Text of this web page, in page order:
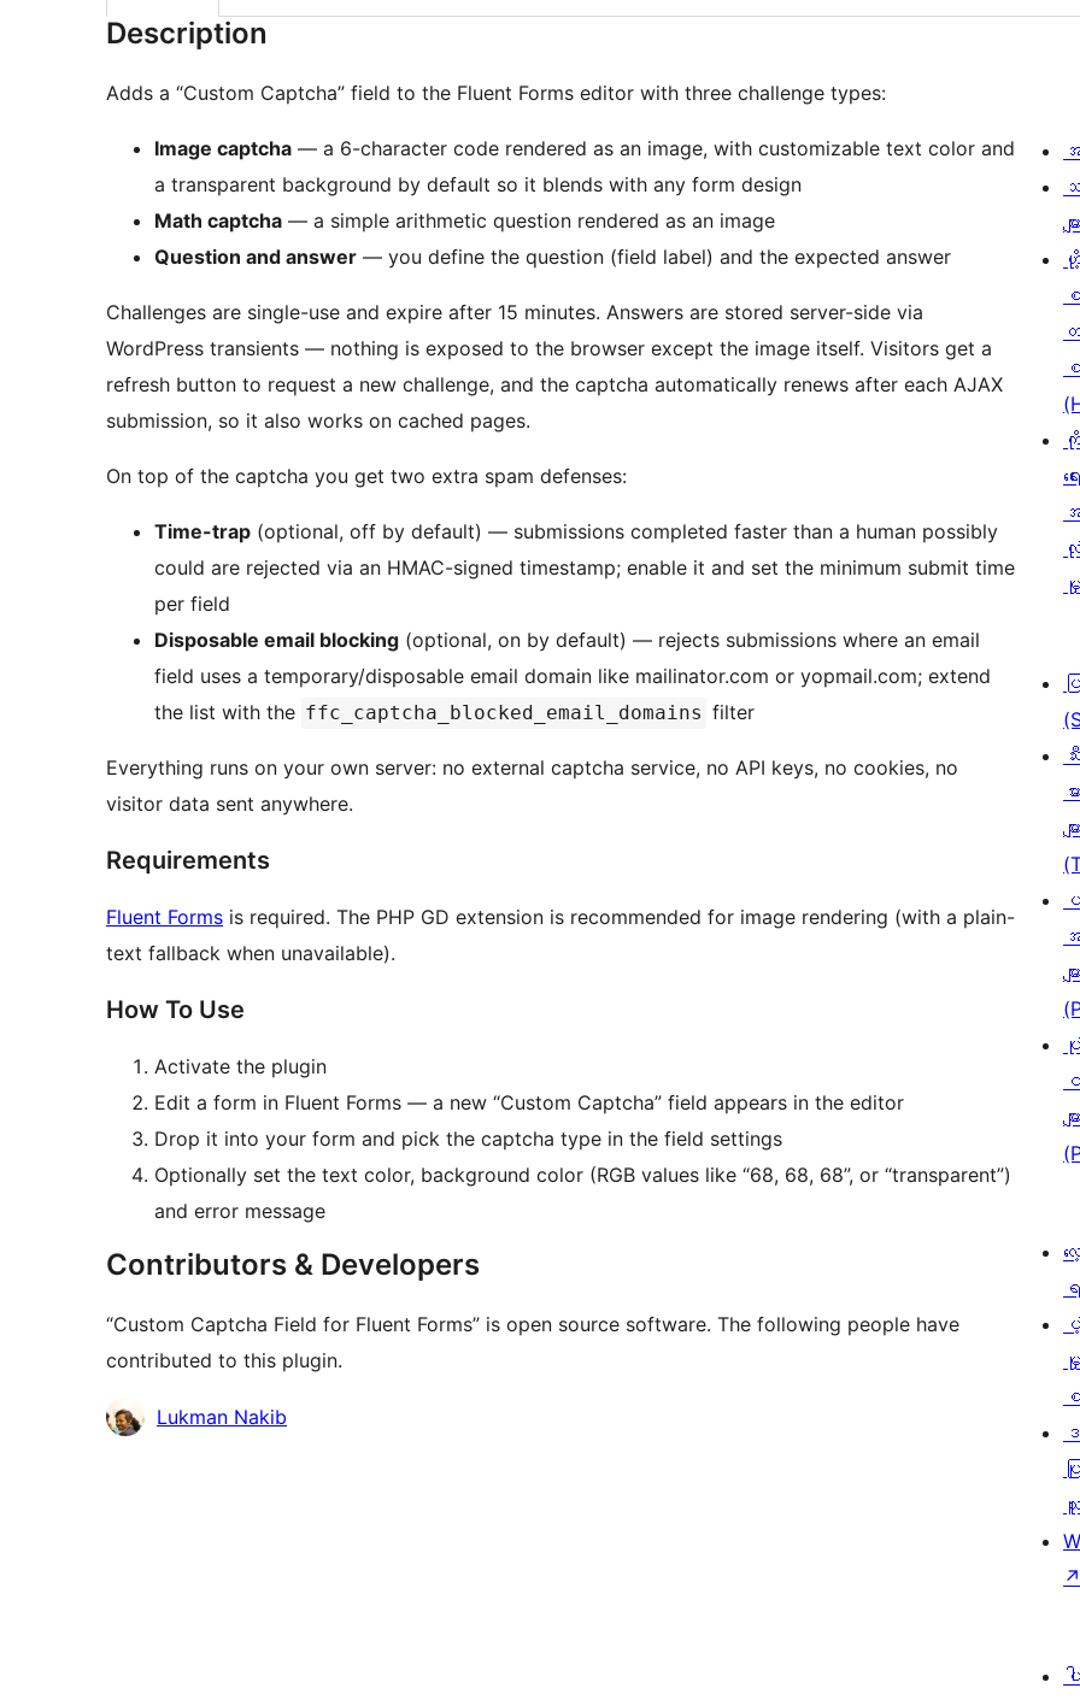
Description
Adds a “Custom Captcha” field to the Fluent Forms editor with three challenge types:
Image captcha — a 6-character code rendered as an image, with customizable text color and
a transparent background by default so it blends with any form design
Math captcha — a simple arithmetic question rendered as an image
Question and answer — you define the question (field label) and the expected answer
Challenges are single-use and expire after 15 minutes. Answers are stored server-side via
WordPress transients — nothing is exposed to the browser except the image itself. Visitors get a
refresh button to request a new challenge, and the captcha automatically renews after each AJAX
submission, so it also works on cached pages.
On top of the captcha you get two extra spam defenses:
Time-trap (optional, off by default) — submissions completed faster than a human possibly
could are rejected via an HMAC-signed timestamp; enable it and set the minimum submit time
per field
Disposable email blocking (optional, on by default) — rejects submissions where an email
field uses a temporary/disposable email domain like mailinator.com or yopmail.com; extend
the list with the ffc_captcha_blocked_email_domains filter
Everything runs on your own server: no external captcha service, no API keys, no cookies, no
visitor data sent anywhere.
Requirements
Fluent Forms is required. The PHP GD extension is recommended for image rendering (with a plain-
text fallback when unavailable).
How To Use
Activate the plugin
Edit a form in Fluent Forms — a new “Custom Captcha” field appears in the editor
Drop it into your form and pick the captcha type in the field settings
Optionally set the text color, background color (RGB values like “68, 68, 68”, or “transparent”)
and error message
Contributors & Developers
“Custom Captcha Field for Fluent Forms” is open source software. The following people have
contributed to this plugin.
Contributors
Lukman Nakib
များ
စ
ရေး
မှု
မား
များ
များ
များ
လ
မှု
သူ
↗